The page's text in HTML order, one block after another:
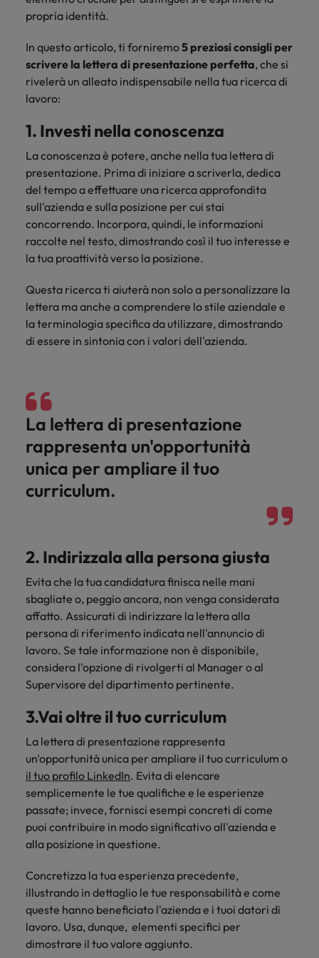
contatto
con i nostri
settore per
discutere
delle
opportunità
nel
mercato
del lavoro.
Sud Corea
Spagna
Taiwan
Paesi Bassi
Emirati Arabi
UK
Vietnam
Scopri di più
Scopri di più
Talent Trends 2025
Leggi il nostro articolo
Scopri di più
Lavora con noi
Consulta le nostre offerte di lavoro
interne
Scopri di più
Cina
Francia
Germania
Hong Kong
India
Irlanda
Giappone
Malesia
Sud Corea
Taiwan
Thailandia
Paesi Bassi
Emirati Arabi
Stati Uniti
Vietnam
propria identità.
In questo articolo, ti forniremo5 preziosi consigli per
scrivere la lettera di presentazione perfetta, che si
rivelerà un alleato indispensabile nella tua ricerca di
lavoro:
1. Investi nella conoscenza
La conoscenza è potere, anche nella tua lettera di
presentazione. Prima di iniziare a scriverla, dedica
del tempo a effettuare una ricerca approfondita
sull'azienda e sulla posizione per cui stai
concorrendo. Incorpora, quindi, le informazioni
raccolte nel testo, dimostrando così il tuo interesse e
la tua proattività verso la posizione.
Questa ricerca ti aiuterà non solo a personalizzare la
lettera ma anche a comprendere lo stile aziendale e
la terminologia specifica da utilizzare, dimostrando
di essere in sintonia con i valori dell'azienda.
La lettera di presentazione
rappresenta un'opportunità
unica per ampliare il tuo
curriculum.
2. Indirizzala alla persona giusta
Evita che la tua candidatura finisca nelle mani
sbagliate o, peggio ancora, non venga considerata
affatto. Assicurati di indirizzare la lettera alla
persona di riferimento indicata nell'annuncio di
lavoro. Se tale informazione non è disponibile,
considera l'opzione di rivolgerti al Manager o al
Supervisore del dipartimento pertinente.
3.Vai oltre il tuo curriculum
La lettera di presentazione rappresenta
un'opportunità unica per ampliare il tuo curriculum o
il tuo profilo LinkedIn. Evita di elencare
semplicemente le tue qualifiche e le esperienze
passate; invece, fornisci esempi concreti di come
puoi contribuire in modo significativo all'azienda e
alla posizione in questione.
Concretizza la tua esperienza precedente,
illustrando in dettaglio le tue responsabilità e come
queste hanno beneficiato l'azienda e i tuoi datori di
lavoro. Usa, dunque, elementi specifici per
dimostrare il tuo valore aggiunto.